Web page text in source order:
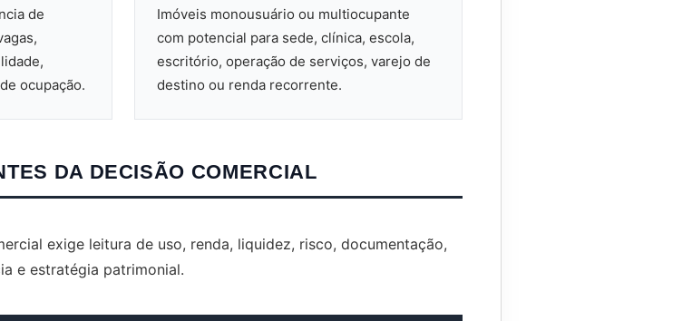
de
ocupação.
Imóveis monousuário ou multiocupante
com potencial para sede, clínica, escola,
escritório, operação de serviços, varejo de
destino ou renda recorrente.
DA DECISÃO COMERCIAL
exige leitura de uso, renda, liquidez, risco, documentação,
e estratégia patrimonial.